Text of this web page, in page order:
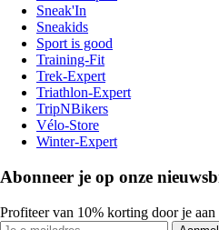
Sneak'In
Sneakids
Sport is good
Training-Fit
Trek-Expert
Triathlon-Expert
TripNBikers
Vélo-Store
Winter-Expert
Abonneer je op onze
Profiteer van 10% korting door je